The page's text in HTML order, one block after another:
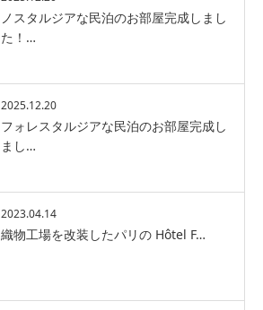
ノスタルジアな民泊のお部屋完成しまし
た！…
2025.12.20
フォレスタルジアな民泊のお部屋完成し
まし…
2023.04.14
織物工場を改装したパリの Hôtel F…